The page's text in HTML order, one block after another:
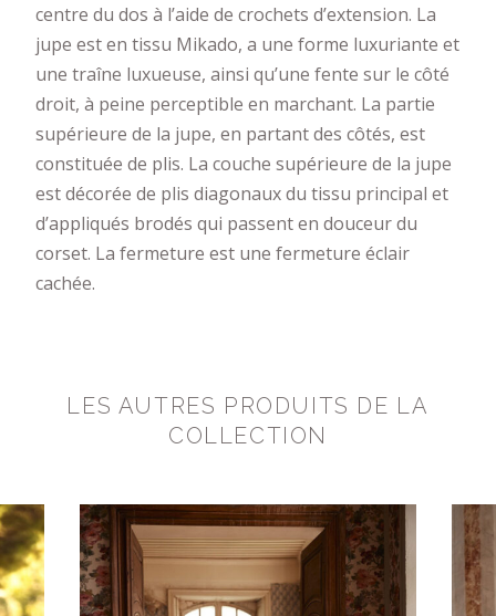
centre du dos à l’aide de crochets d’extension. La
jupe est en tissu Mikado, a une forme luxuriante et
une traîne luxueuse, ainsi qu’une fente sur le côté
droit, à peine perceptible en marchant. La partie
supérieure de la jupe, en partant des côtés, est
constituée de plis. La couche supérieure de la jupe
est décorée de plis diagonaux du tissu principal et
d’appliqués brodés qui passent en douceur du
corset. La fermeture est une fermeture éclair
cachée.
LES AUTRES PRODUITS DE LA
COLLECTION